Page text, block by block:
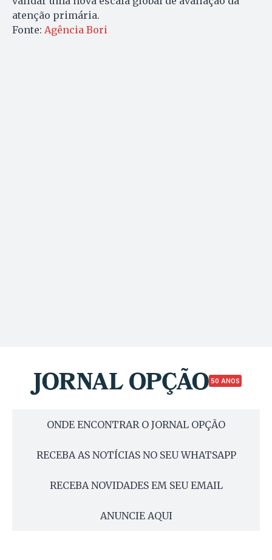
atenção primária.
Fonte: Agência Bori
50 ANOS
ONDE ENCONTRAR O JORNAL OPÇÃO
RECEBA AS NOTÍCIAS NO SEU WHATSAPP
RECEBA NOVIDADES EM SEU EMAIL
ANUNCIE AQUI